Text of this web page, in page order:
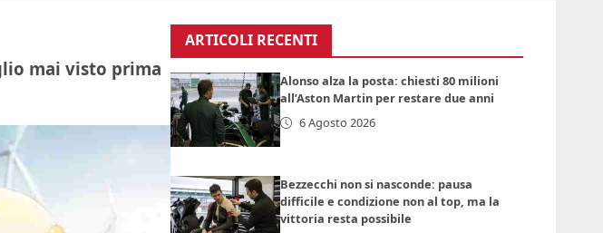
mai visto prima
ARTICOLI RECENTI
Alonso alza la posta: chiesti 80 milioni
all’Aston Martin per restare due anni
6 Agosto 2026
Bezzecchi non si nasconde: pausa
difficile e condizione non al top, ma la
vittoria resta possibile